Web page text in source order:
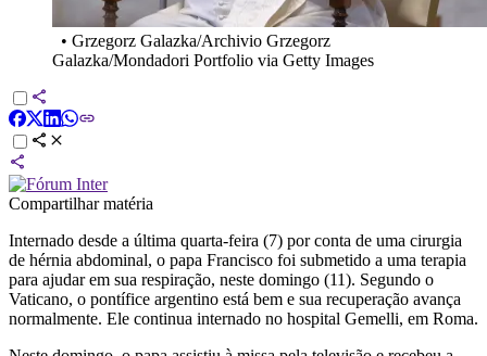
• Grzegorz Galazka/Archivio Grzegorz
Galazka/Mondadori Portfolio via Getty Images
Compartilhar matéria
Internado desde a última quarta-feira (7) por conta de uma cirurgia
de hérnia abdominal, o papa Francisco foi submetido a uma terapia
para ajudar em sua respiração, neste domingo (11). Segundo o
Vaticano, o pontífice argentino está bem e sua recuperação avança
normalmente. Ele continua internado no hospital Gemelli, em Roma.